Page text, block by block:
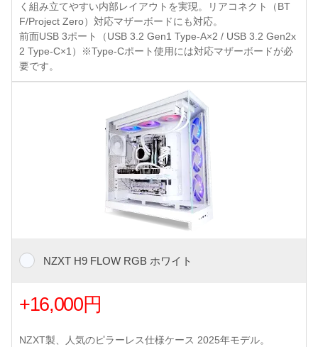
く組み立てやすい内部レイアウトを実現。リアコネクト（BT
F/Project Zero）対応マザーボードにも対応。
前面USB 3ポート（USB 3.2 Gen1 Type-A×2 / USB 3.2 Gen2x
2 Type-C×1）※Type-Cポート使用には対応マザーボードが必
要です。
NZXT H9 FLOW RGB ホワイト
+16,000円
NZXT製、人気のピラーレス仕様ケース 2025年モデル。